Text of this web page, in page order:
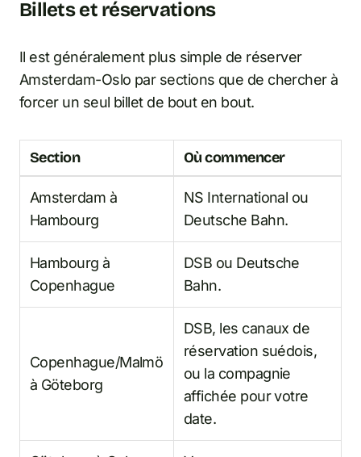
Billets et réservations
Il est généralement plus simple de réserver
Amsterdam-Oslo par sections que de chercher à
forcer un seul billet de bout en bout.
Section Où commencer
Amsterdam à
Hambourg
NS International ou
Deutsche Bahn.
Hambourg à
Copenhague
DSB ou Deutsche
Bahn.
Copenhague/Malmö
à Göteborg
DSB, les canaux de
réservation suédois,
ou la compagnie
affichée pour votre
date.